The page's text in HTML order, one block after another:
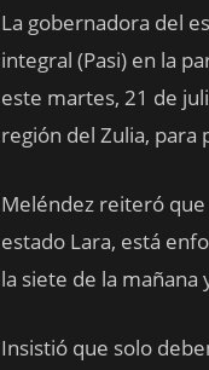
La gobernadora del
integral (Pasi) en la
este martes, 21 de
región del Zulia, para
Meléndez reiteró
estado Lara, está
la siete de la mañana
Insistió que solo